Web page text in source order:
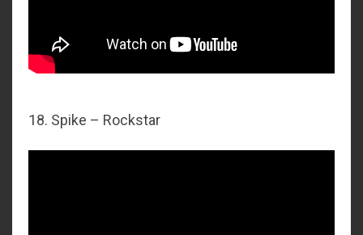
18. Spike – Rockstar